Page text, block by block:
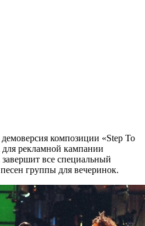
композиции «Step To
для рекламной кампании
все специальный
группы для вечеринок.